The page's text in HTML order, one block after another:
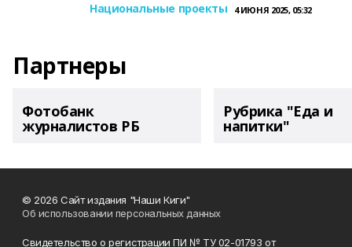
Национальные проекты 4 ИЮНЯ 2025, 05:32
Партнеры
Фотобанк
журналистов РБ
Рубрика "Еда и
напитки"
© 2026 Сайт издания "Наши Киги"
Об использовании персональных данных
Свидетельство о регистрации ПИ № ТУ 02-01793 от